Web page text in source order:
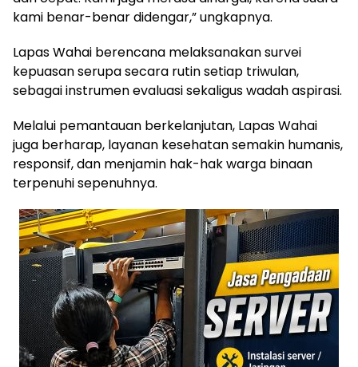
kami benar-benar didengar,” ungkapnya.
Lapas Wahai berencana melaksanakan survei
kepuasan serupa secara rutin setiap triwulan,
sebagai instrumen evaluasi sekaligus wadah aspirasi.
Melalui pemantauan berkelanjutan, Lapas Wahai
juga berharap, layanan kesehatan semakin humanis,
responsif, dan menjamin hak-hak warga binaan
terpenuhi sepenuhnya.